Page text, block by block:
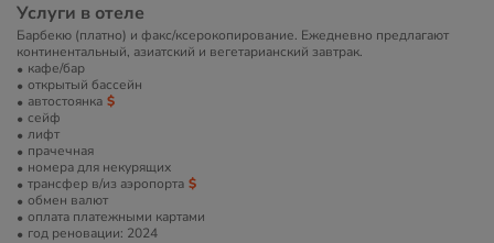
Услуги в отеле
Барбекю (платно) и факс/ксерокопирование. Ежедневно предлагают
континентальный, азиатский и вегетарианский завтрак.
кафе/бар
открытый бассейн
автостоянка
сейф
лифт
прачечная
номера для некурящих
трансфер в/из аэропорта
обмен валют
оплата платежными картами
год реновации: 2024